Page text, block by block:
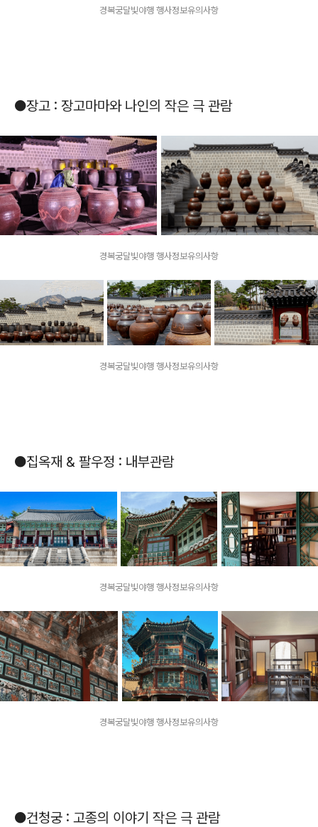
경복궁달빛야행 행사정보유의사항
●장고 : 장고마마와 나인의 작은 극 관람
경복궁달빛야행 행사정보유의사항
경복궁달빛야행 행사정보유의사항
●집옥재 & 팔우정 : 내부관람
경복궁달빛야행 행사정보유의사항
경복궁달빛야행 행사정보유의사항
●건청궁 : 고종의 이야기 작은 극 관람